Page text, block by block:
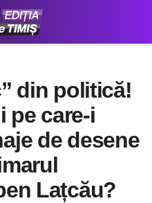
din politică!
pe care-i
de desene
Lațcău?